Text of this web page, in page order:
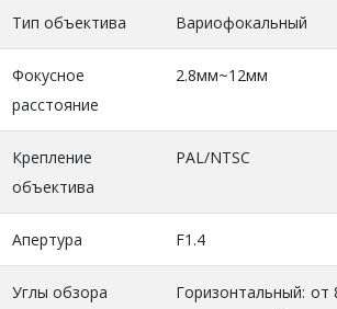
Тип объектива Вариофокальный
Фокусное
расстояние
2.8мм~12мм
Крепление
объектива
PAL/NTSC
Апертура F1.4
Углы обзора
Горизонтальный: от